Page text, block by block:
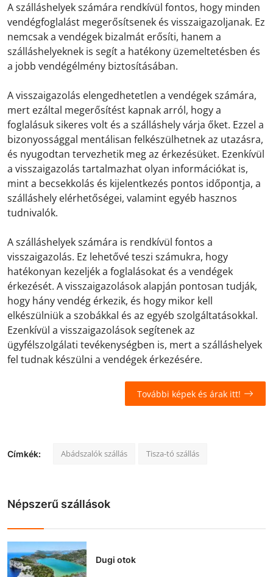
A szálláshelyek számára rendkívül fontos, hogy minden
vendégfoglalást megerősítsenek és visszaigazoljanak. Ez
nemcsak a vendégek bizalmát erősíti, hanem a
szálláshelyeknek is segít a hatékony üzemeltetésben és
a jobb vendégélmény biztosításában.
A visszaigazolás elengedhetetlen a vendégek számára,
mert ezáltal megerősítést kapnak arról, hogy a
foglalásuk sikeres volt és a szálláshely várja őket. Ezzel a
bizonyossággal mentálisan felkészülhetnek az utazásra,
és nyugodtan tervezhetik meg az érkezésüket. Ezenkívül
a visszaigazolás tartalmazhat olyan információkat is,
mint a becsekkolás és kijelentkezés pontos időpontja, a
szálláshely elérhetőségei, valamint egyéb hasznos
tudnivalók.
A szálláshelyek számára is rendkívül fontos a
visszaigazolás. Ez lehetővé teszi számukra, hogy
hatékonyan kezeljék a foglalásokat és a vendégek
érkezését. A visszaigazolások alapján pontosan tudják,
hogy hány vendég érkezik, és hogy mikor kell
elkészülniük a szobákkal és az egyéb szolgáltatásokkal.
Ezenkívül a visszaigazolások segítenek az
ügyfélszolgálati tevékenységben is, mert a szálláshelyek
fel tudnak készülni a vendégek érkezésére.
További képek és árak itt!
Címkék: Abádszalók szállás Tisza-tó szállás
Népszerű szállások
Dugi otok